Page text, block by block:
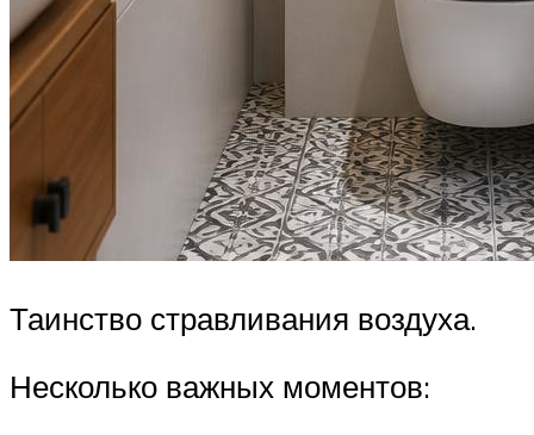
Таинство стравливания воздуха.
Несколько важных моментов: